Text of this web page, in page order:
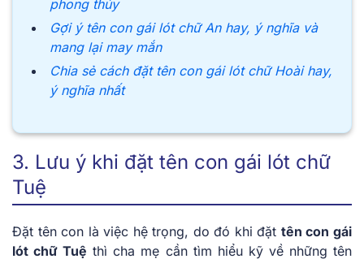
phong thủy
Gợi ý tên con gái lót chữ An hay, ý nghĩa và
mang lại may mắn
Chia sẻ cách đặt tên con gái lót chữ Hoài hay,
ý nghĩa nhất
3. Lưu ý khi đặt tên con gái lót chữ
Tuệ
Đặt tên con là việc hệ trọng, do đó khi đặt tên con gái
lót chữ Tuệ thì cha mẹ cần tìm hiểu kỹ về những tên